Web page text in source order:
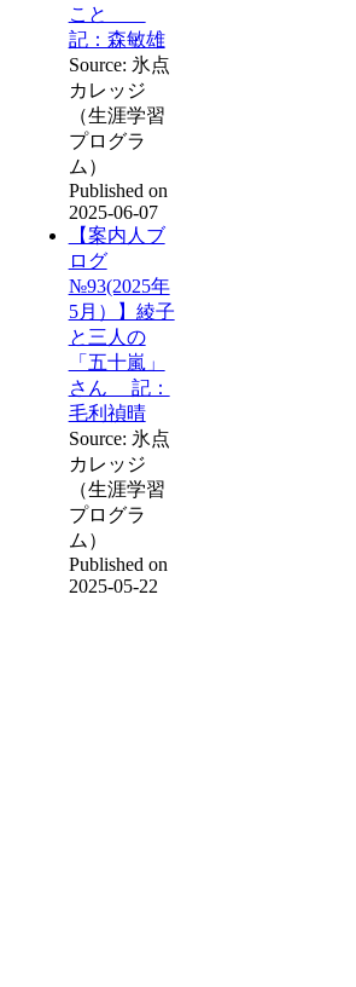
こと
記：森敏雄
Source: 氷点
カレッジ
（生涯学習
プログラ
ム）
Published on
2025-06-07
【案内人ブ
ログ
№93(2025年
5月）】綾子
と三人の
「五十嵐」
さん 記：
毛利禎晴
Source: 氷点
カレッジ
（生涯学習
プログラ
ム）
Published on
2025-05-22